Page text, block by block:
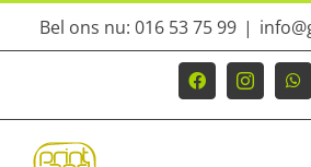
Ga
inhoud
Bel ons nu: 016 53 75 99 |
FacebookInstagram